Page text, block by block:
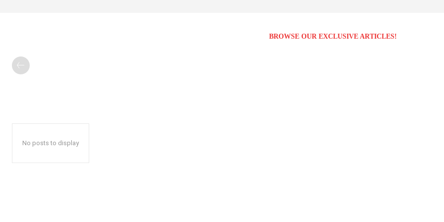
BROWSE OUR EXCLUSIVE ARTICLES!
No posts to display